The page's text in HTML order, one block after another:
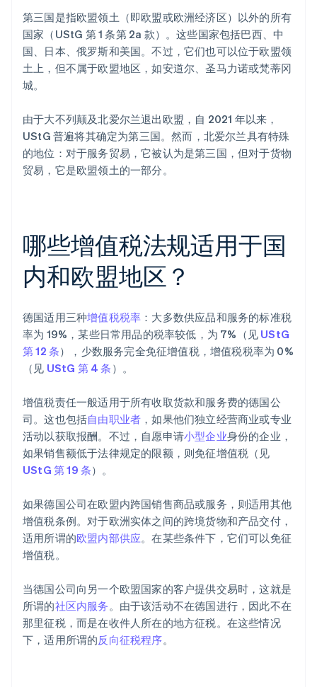
第三国是指欧盟领土（即欧盟或欧洲经济区）以外的所有
国家（UStG 第 1 条第 2a 款）。这些国家包括巴西、中
国、日本、俄罗斯和美国。不过，它们也可以位于欧盟领
土上，但不属于欧盟地区，如安道尔、圣马力诺或梵蒂冈
城。
由于大不列颠及北爱尔兰退出欧盟，自 2021 年以来，
UStG 普遍将其确定为第三国。然而，北爱尔兰具有特殊
的地位：对于服务贸易，它被认为是第三国，但对于货物
贸易，它是欧盟领土的一部分。
哪些增值税法规适用于国
内和欧盟地区？
德国适用三种增值税税率 ：大多数供应品和服务的标准税
率为 19%，某些日常用品的税率较低，为 7%（见 UStG
第 12 条），少数服务完全免征增值税，增值税税率为 0%
（见 UStG 第 4 条 ）。
增值税责任一般适用于所有收取货款和服务费的德国公
司。这也包括自由职业者 ，如果他们独立经营商业或专业
活动以获取报酬。不过，自愿申请小型企业身份的企业，
如果销售额低于法律规定的限额，则免征增值税（见
UStG 第 19 条）。
如果德国公司在欧盟内跨国销售商品或服务，则适用其他
增值税条例。对于欧洲实体之间的跨境货物和产品交付，
适用所谓的欧盟内部供应。在某些条件下，它们可以免征
增值税。
当德国公司向另一个欧盟国家的客户提供交易时，这就是
所谓的社区内服务。由于该活动不在德国进行，因此不在
那里征税，而是在收件人所在的地方征税。在这些情况
下，适用所谓的反向征税程序。